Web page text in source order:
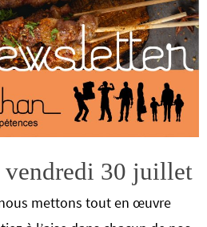
vendredi 30 juillet
mettons tout en œuvre